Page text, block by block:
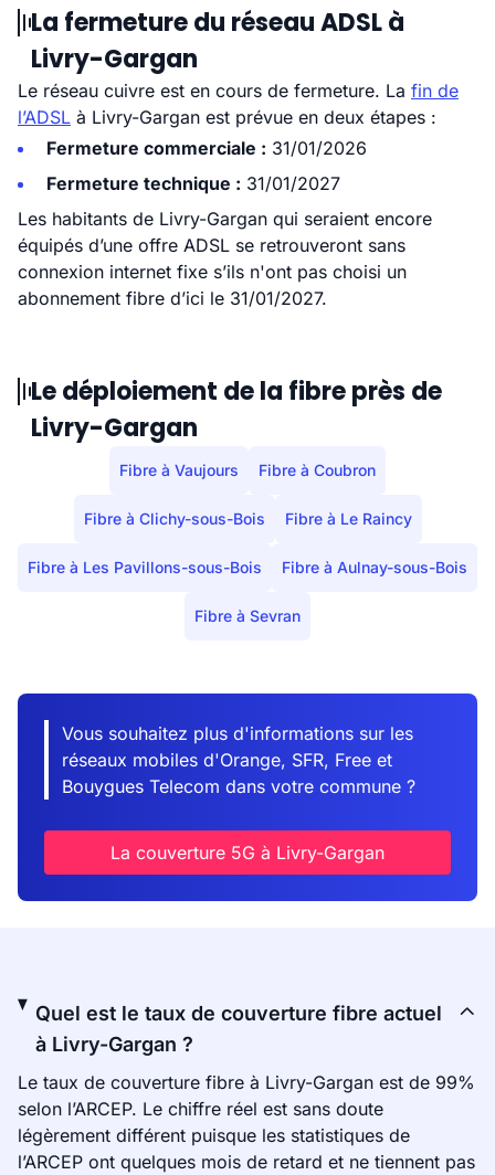
La fermeture du réseau ADSL à
Livry-Gargan
Le réseau cuivre est en cours de fermeture. La fin de
l’ADSL à Livry-Gargan est prévue en deux étapes :
Fermeture commerciale : 31/01/2026
Fermeture technique : 31/01/2027
Les habitants de Livry-Gargan qui seraient encore
équipés d’une offre ADSL se retrouveront sans
connexion internet fixe s’ils n'ont pas choisi un
abonnement fibre d’ici le 31/01/2027.
Le déploiement de la fibre près de
Livry-Gargan
Fibre à Vaujours Fibre à Coubron
Fibre à Clichy-sous-Bois Fibre à Le Raincy
Fibre à Les Pavillons-sous-Bois Fibre à Aulnay-sous-Bois
Fibre à Sevran
Vous souhaitez plus d'informations sur les
réseaux mobiles d'Orange, SFR, Free et
Bouygues Telecom dans votre commune ?
La couverture 5G à Livry-Gargan
Quel est le taux de couverture fibre actuel
à Livry-Gargan ?
Le taux de couverture fibre à Livry-Gargan est de 99%
selon l’ARCEP. Le chiffre réel est sans doute
légèrement différent puisque les statistiques de
l’ARCEP ont quelques mois de retard et ne tiennent pas